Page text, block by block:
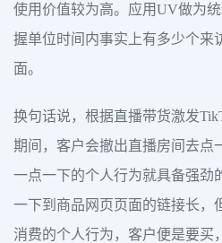
使用价值较为高。应用UV做为
握单位时间内事实上有多少个来
面。
换句话说，根据直播带货激发
期间，客户会撤出直播房间去点
一点一下的个人行为就具备强劲
一下到商品网页页面的链接长，
消费的个人行为，客户便是要买